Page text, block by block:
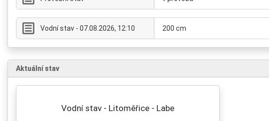
Vodní stav - 07.08.2026, 12:10 200 cm
Aktuální stav
Vodní stav - Litoměřice - Labe